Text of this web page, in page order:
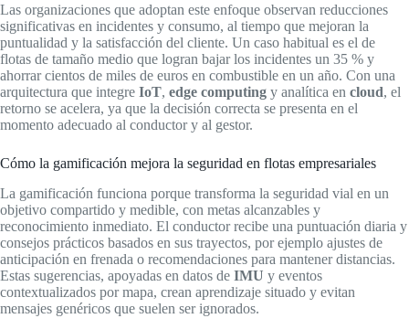
Las organizaciones que adoptan este enfoque observan reducciones
significativas en incidentes y consumo, al tiempo que mejoran la
puntualidad y la satisfacción del cliente. Un caso habitual es el de
flotas de tamaño medio que logran bajar los incidentes un 35 % y
ahorrar cientos de miles de euros en combustible en un año. Con una
arquitectura que integre IoT, edge computing y analítica en cloud, el
retorno se acelera, ya que la decisión correcta se presenta en el
momento adecuado al conductor y al gestor.
Cómo la gamificación mejora la seguridad en flotas empresariales
La gamificación funciona porque transforma la seguridad vial en un
objetivo compartido y medible, con metas alcanzables y
reconocimiento inmediato. El conductor recibe una puntuación diaria y
consejos prácticos basados en sus trayectos, por ejemplo ajustes de
anticipación en frenada o recomendaciones para mantener distancias.
Estas sugerencias, apoyadas en datos de IMU y eventos
contextualizados por mapa, crean aprendizaje situado y evitan
mensajes genéricos que suelen ser ignorados.